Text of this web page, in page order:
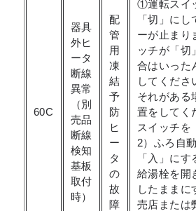
60C
器具
外ヒ
ータ
断線
異常
（別
売品
断線
検知
基板
取付
時）
配
管
用
凍
結
予
防
ヒ
ー
タ
の
故
障
①運転スイ
「切」に
ーが止まり
ッチが「切
合はいった
してくだ
それがある
置をしてく
スイッチを
2）ふろ自
「入」に
給湯栓を開
したまま
売店または